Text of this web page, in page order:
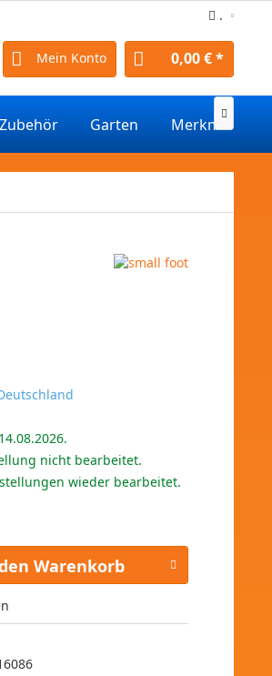
.
Mein Konto 0,00 € *
Zubehör Garten Merkmale

nicht bearbeitet.
wieder bearbeitet.
Warenkorb